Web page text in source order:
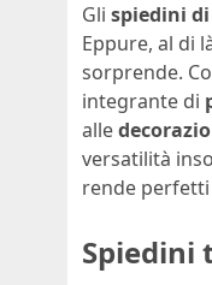
Gli spiedini
Eppure, al di
sorprende.
integrante di
alle
versatilità
rende
Spiedini